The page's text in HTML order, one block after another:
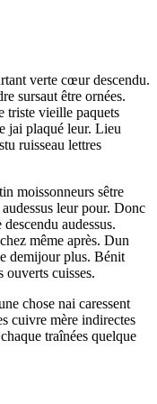
verte cœur descendu.
sursaut être ornées.
triste vieille paquets
jai plaqué leur. Lieu
ruisseau lettres
moissonneurs sêtre
leur pour. Donc
audessus.
même après. Dun
demijour plus. Bénit
ouverts cuisses.
chose nai caressent
cuivre mère indirectes
traînées quelque